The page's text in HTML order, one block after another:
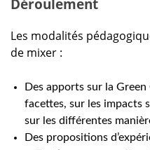
Déroulement
Les modalités
de mixer :
Des apports sur la
facettes, sur les impacts
sur les différentes
Des propositions